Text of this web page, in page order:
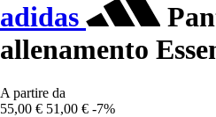
adidas
allenamento
A partire da
55,00 € 51,00 € -7%